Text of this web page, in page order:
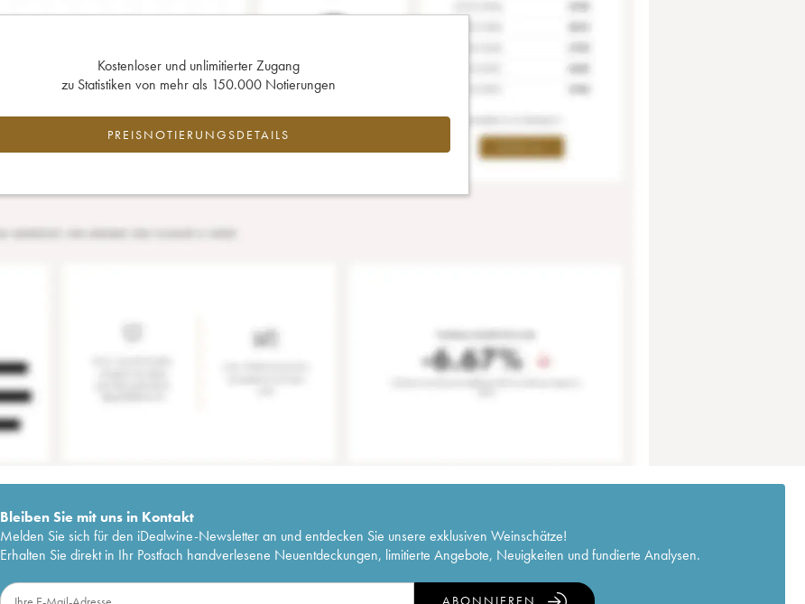
Kostenloser und unlimitierter Zugang
zu Statistiken von mehr als 150.000 Notierungen
PREISNOTIERUNGSDETAILS
Bleiben Sie mit uns in Kontakt
Melden Sie sich für den iDealwine-Newsletter an und entdecken Sie unsere exklusiven Weinschätze!
Erhalten Sie direkt in Ihr Postfach handverlesene Neuentdeckungen, limitierte Angebote, Neuigkeiten und fundierte Analysen.
ABONNIEREN